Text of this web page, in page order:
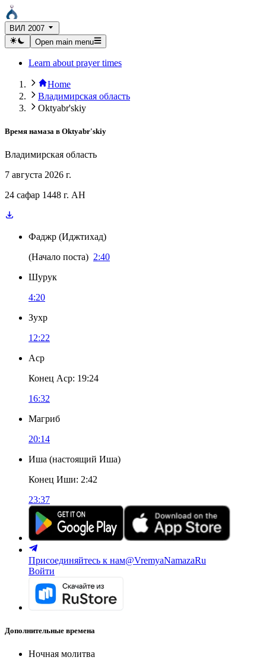
ВИЛ 2007
Open main menu
Learn about prayer times
Home
Владимирская область
Oktyabr'skiy
Время намаза в Oktyabr'skiy
Владимирская область
7 августа 2026 г.
24 сафар 1448 г. AH
Фаджр (Иджтихад)
(Начало поста) 2:40
Шурук
4:20
Зухр
12:22
Аср
Конец Аср: 19:24
16:32
Магриб
20:14
Иша (настоящий Иша)
Конец Иши: 2:42
23:37
Присоединяйтесь к нам@VremyaNamazaRu
Войти
Дополнительные времена
Ночная молитва